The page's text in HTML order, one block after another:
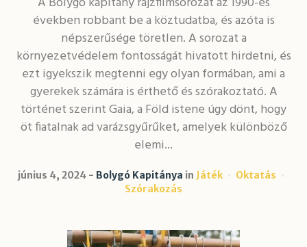
években robbant be a köztudatba, és azóta is
népszerűsége töretlen. A sorozat a
környezetvédelem fontosságát hivatott hirdetni, és
ezt igyekszik megtenni egy olyan formában, ami a
gyerekek számára is érthető és szórakoztató. A
történet szerint Gaia, a Föld istene úgy dönt, hogy
öt fiatalnak ad varázsgyűrűket, amelyek különböző
elemi...
június 4, 2024 Bolygó Kapitánya in Játék
Oktatás
Szórakozás